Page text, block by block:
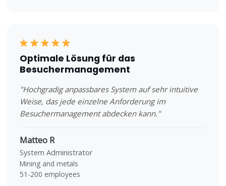
Optimale Lösung für das
Besuchermanagement
"Hochgradig anpassbares System auf sehr intuitive
Weise, das jede einzelne Anforderung im
Besuchermanagement abdecken kann."
Matteo R
System Administrator
Mining and metals
51-200 employees